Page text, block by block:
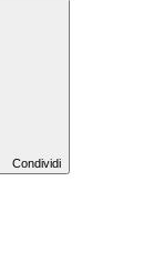
Condividi